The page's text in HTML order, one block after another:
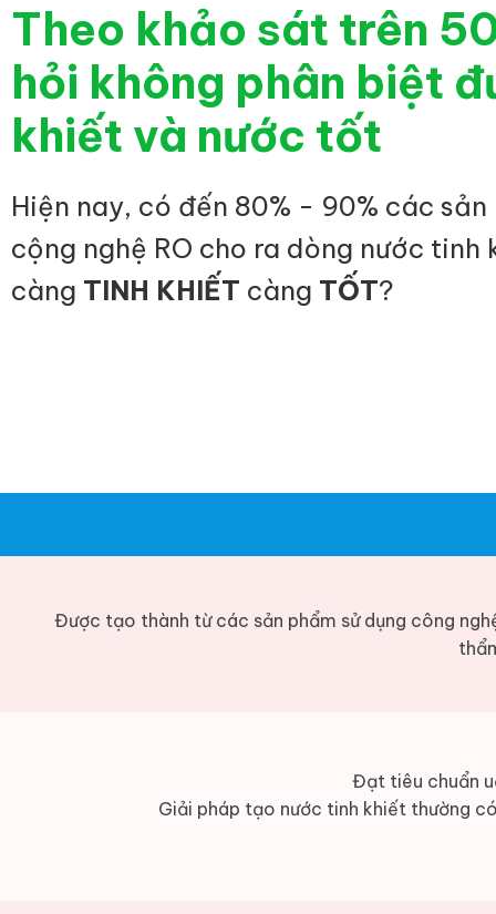
Theo khảo sát trên
hỏi không phân biệt
khiết và nước tốt
Hiện nay, có đến 80% - 90% các
cộng nghệ RO cho ra dòng nước
càng TINH KHIẾT càng TỐT?
Được tạo thành từ các sản phẩm sử dụng công
Đạt tiêu chuẩn
Giải pháp tạo nước tinh khiết thường